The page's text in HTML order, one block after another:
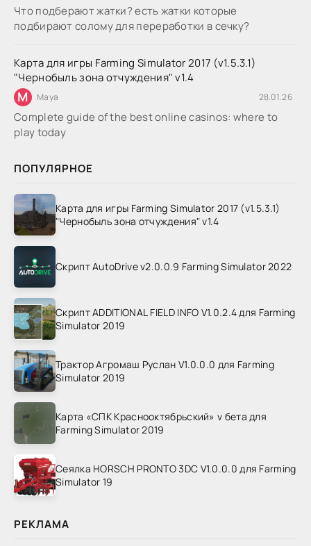
Что подберают жатки? есть жатки которые
подбирают солому для переработки в сечку?
Карта для игры Farming Simulator 2017 (v1.5.3.1)
"Чернобыль зона отчуждения" v1.4
M Maya 28.01.26
Complete guide of the best online casinos: where to
play today
ПОПУЛЯРНОЕ
Карта для игры Farming Simulator 2017 (v1.5.3.1)
"Чернобыль зона отчуждения" v1.4
Скрипт AutoDrive v2.0.0.9 Farming Simulator 2022
Скрипт ADDITIONAL FIELD INFO V1.0.2.4 для Farming
Simulator 2019
Трактор Агромаш Руслан V1.0.0.0 для Farming
Simulator 2019
Карта «СПК Краснооктябрьский» v бета для
Farming Simulator 2019
Сеялка HORSCH PRONTO 3DC V1.0.0.0 для Farming
Simulator 19
РЕКЛАМА